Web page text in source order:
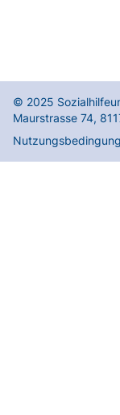
© 2025
Maurstrasse 74,